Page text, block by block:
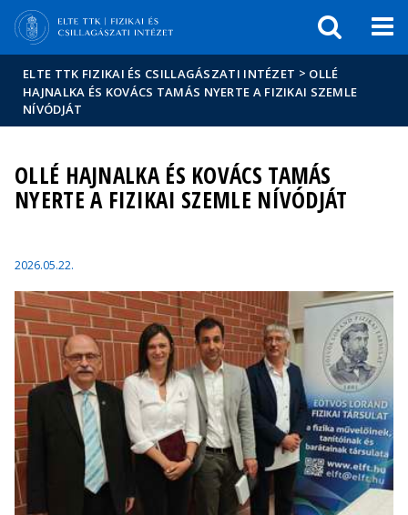
Események
sajtóban
ELTE TTK FIZIKAI ÉS CSILLAGÁSZATI INTÉZET > OLLÉ
HAJNALKA ÉS KOVÁCS TAMÁS NYERTE A FIZIKAI SZEMLE
NÍVÓDJÁT
OLLÉ HAJNALKA ÉS KOVÁCS TAMÁS
NYERTE A FIZIKAI SZEMLE NÍVÓDJÁT
2026.05.22.